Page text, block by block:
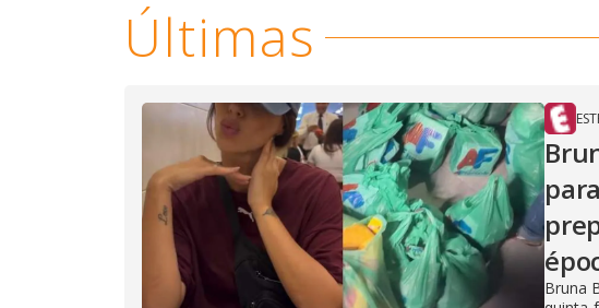
Últimas
Bruna